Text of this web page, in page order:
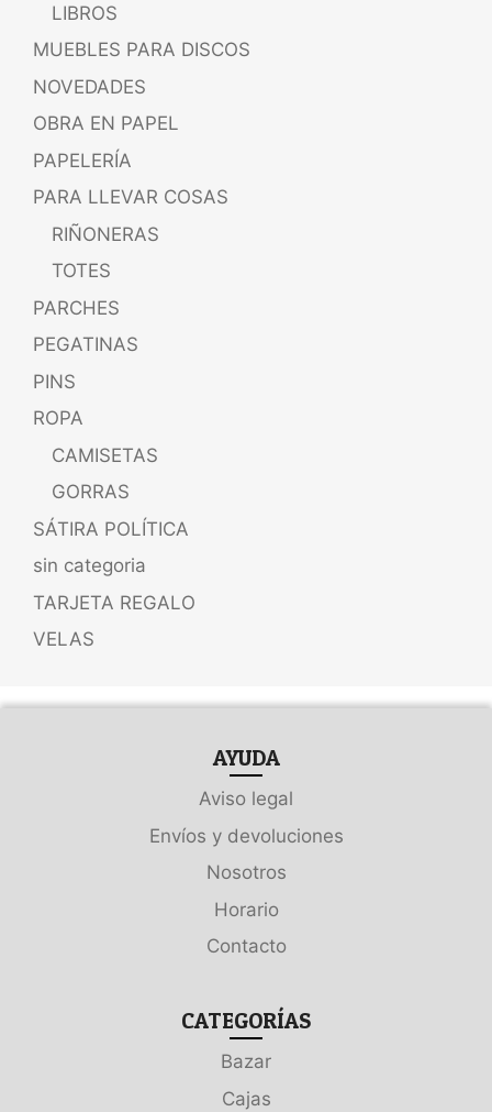
LIBROS
MUEBLES PARA DISCOS
NOVEDADES
OBRA EN PAPEL
PAPELERÍA
PARA LLEVAR COSAS
RIÑONERAS
TOTES
PARCHES
PEGATINAS
PINS
ROPA
CAMISETAS
GORRAS
SÁTIRA POLÍTICA
sin categoria
TARJETA REGALO
VELAS
AYUDA
Aviso legal
Envíos y devoluciones
Nosotros
Horario
Contacto
CATEGORÍAS
Bazar
Cajas